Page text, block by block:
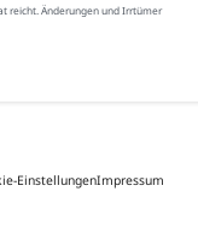
reicht. Änderungen und Irrtümer
EinstellungenImpressum